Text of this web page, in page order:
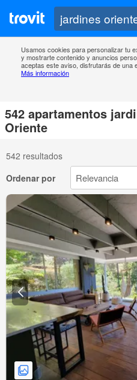
Usamos cookies para personalizar tu
y mostrarte contenido y anuncios
aceptas este aviso, disfrutarás de una
Más información
542 apartamentos
Oriente
542 resultados
Ordenar por